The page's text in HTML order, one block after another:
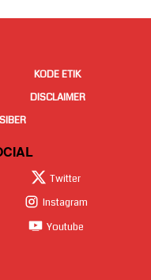
KODE ETIK
DISCLAIMER
Twitter
Instagram
Youtube